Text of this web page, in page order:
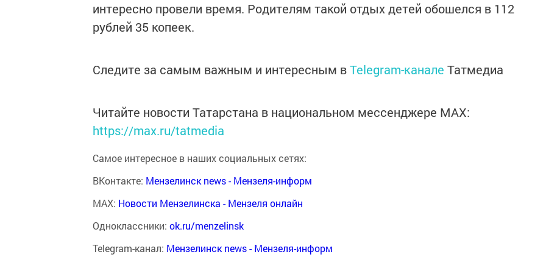
интересно провели время. Родителям такой отдых детей обошелся в 112
рублей 35 копеек.
Следите за самым важным и интересным вTelegram-канале Татмедиа
Читайте новости Татарстана в национальном мессенджере MАХ:
https://max.ru/tatmedia
Самое интересное в наших социальных сетях:
ВКонтакте: Мензелинск news - Мензеля-информ
MAX: Новости Мензелинска - Мензеля онлайн
Одноклассники: ok.ru/menzelinsk
Telegram-канал: Мензелинск news - Мензеля-информ